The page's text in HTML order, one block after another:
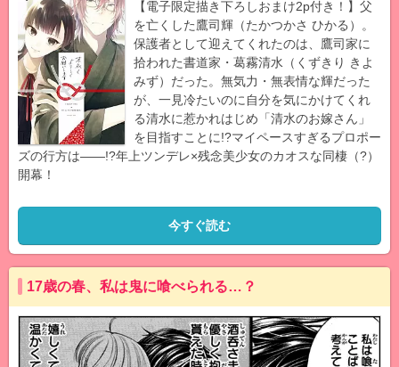
【電子限定描き下ろしおまけ2p付き！】父
を亡くした鷹司輝（たかつかさ ひかる）。
保護者として迎えてくれたのは、鷹司家に
拾われた書道家・葛霧清水（くずきり きよ
みず）だった。無気力・無表情な輝だった
が、一見冷たいのに自分を気にかけてくれ
る清水に惹かれはじめ「清水のお嫁さん」
を目指すことに!?マイペースすぎるプロポー
ズの行方は――!?年上ツンデレ×残念美少女のカオスな同棲（?）
開幕！
今すぐ読む
17歳の春、私は鬼に喰べられる…？